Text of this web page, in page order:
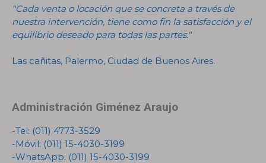
"Cada venta o locación que se concreta a través de
nuestra intervención, tiene como fin la satisfacción y el
equilibrio deseado para todas las partes."
Las cañitas, Palermo, Ciudad de Buenos Aires.
Administración Giménez Araujo
-Tel: (011) 4773-3529
-Móvil: (011) 15-4030-3199
-WhatsApp: (011) 15-4030-3199